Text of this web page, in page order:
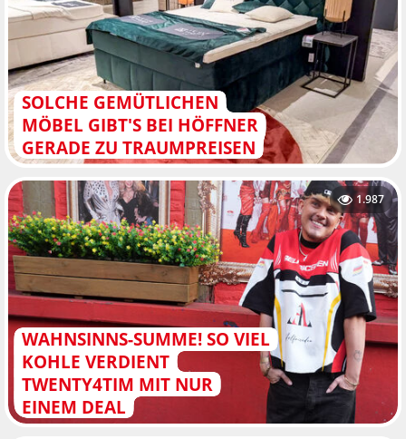
SOLCHE GEMÜTLICHEN
MÖBEL GIBT'S BEI HÖFFNER
GERADE ZU TRAUMPREISEN
WAHNSINNS-SUMME! SO VIEL
KOHLE VERDIENT
TWENTY4TIM MIT NUR
EINEM DEAL
1.987